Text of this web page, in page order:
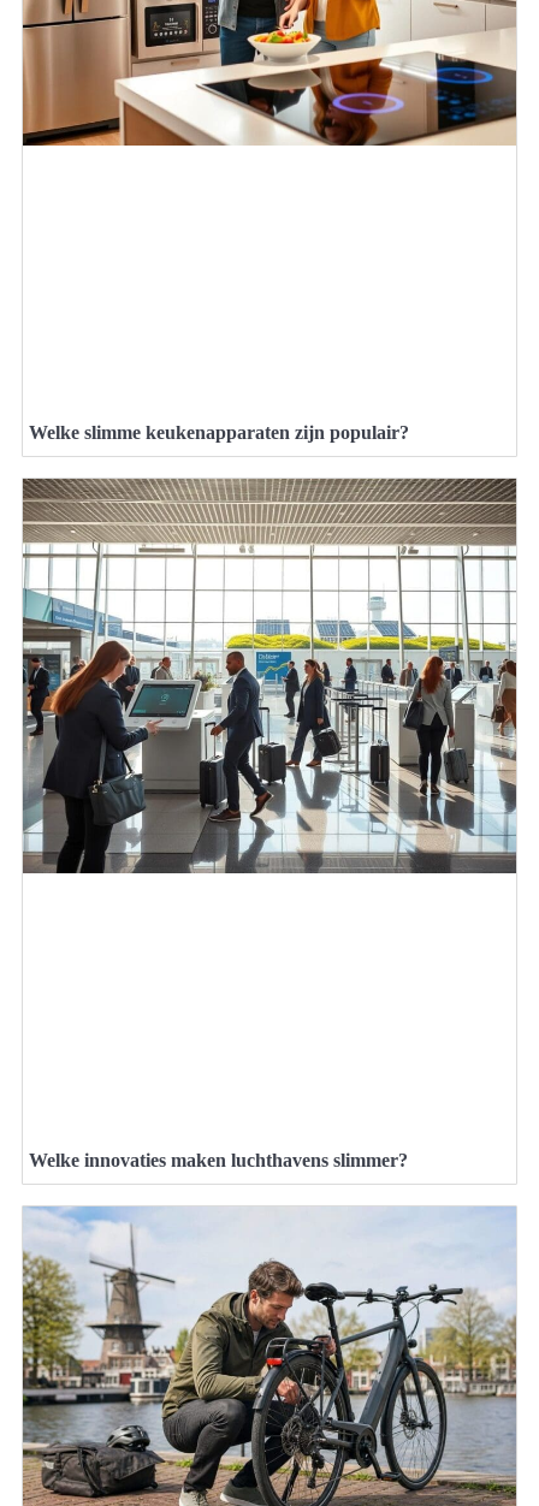
Welke slimme keukenapparaten zijn populair?
Welke innovaties maken luchthavens slimmer?